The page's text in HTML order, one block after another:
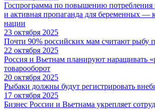
Госпрограмма по повышению потребления
и активная пропаганда для беременных —
нации
23 октября 2025
Почти 90% российских мам считают рыбу
22 октября 2025
Россия и Вьетнам планируют наращивать
товарооборот
20 октября 2025
Рыбаки должны будут регистрировать
17 октября 2025
Бизнес России и Вьетнама укрепляет